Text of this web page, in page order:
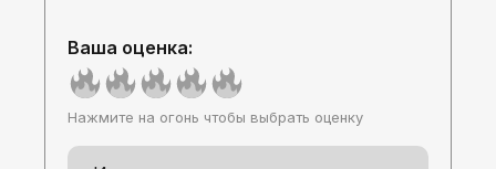
Ваша оценка:
Нажмите на огонь чтобы выбрать оценку